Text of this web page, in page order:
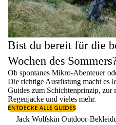
Bist du bereit für die
Wochen des
Ob spontanes Mikro-Abenteuer
Die richtige Ausrüstung macht es
Guides zum Schichtenprinzip, zur
Regenjacke und vieles mehr.
ENTDECKE ALLE GUIDES
Jack Wolfskin Outdoor-